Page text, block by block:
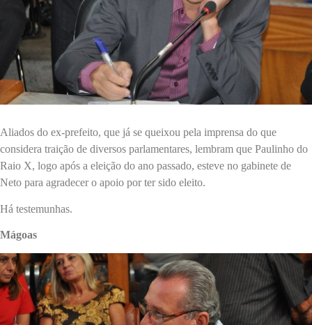
Aliados do ex-prefeito, que já se queixou pela imprensa do que
considera traição de diversos parlamentares, lembram que Paulinho do
Raio X, logo após a eleição do ano passado, esteve no gabinete de
Neto para agradecer o apoio por ter sido eleito.
Há testemunhas.
Mágoas